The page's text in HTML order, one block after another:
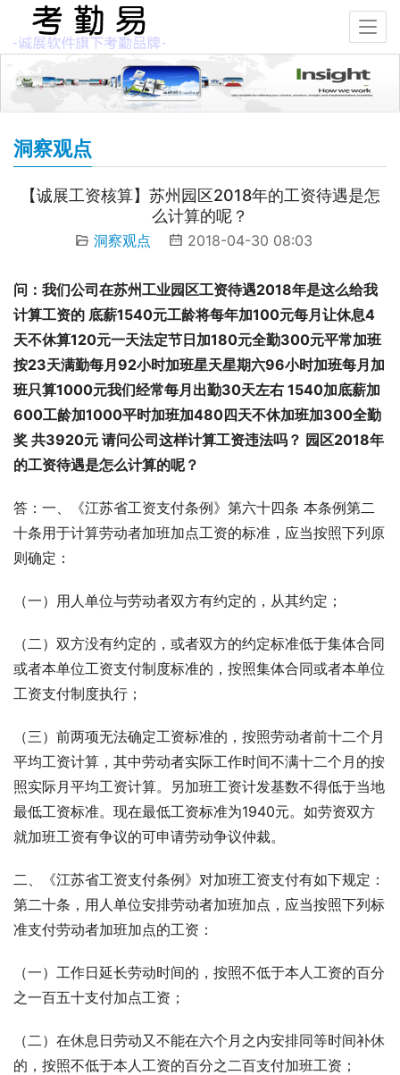
洞察观点
【诚展工资核算】苏州园区2018年的工资待遇是怎
么计算的呢？
洞察观点 2018-04-30 08:03
问：我们公司在苏州工业园区工资待遇2018年是这么给我
计算工资的 底薪1540元工龄将每年加100元每月让休息4
天不休算120元一天法定节日加180元全勤300元平常加班
按23天满勤每月92小时加班星天星期六96小时加班每月加
班只算1000元我们经常每月出勤30天左右 1540加底薪加
600工龄加1000平时加班加480四天不休加班加300全勤
奖 共3920元 请问公司这样计算工资违法吗？ 园区2018年
的工资待遇是怎么计算的呢？
答：一、《江苏省工资支付条例》第六十四条 本条例第二
十条用于计算劳动者加班加点工资的标准，应当按照下列原
则确定：
（一）用人单位与劳动者双方有约定的，从其约定；
（二）双方没有约定的，或者双方的约定标准低于集体合同
或者本单位工资支付制度标准的，按照集体合同或者本单位
工资支付制度执行；
（三）前两项无法确定工资标准的，按照劳动者前十二个月
平均工资计算，其中劳动者实际工作时间不满十二个月的按
照实际月平均工资计算。另加班工资计发基数不得低于当地
最低工资标准。现在最低工资标准为1940元。如劳资双方
就加班工资有争议的可申请劳动争议仲裁。
二、《江苏省工资支付条例》对加班工资支付有如下规定：
第二十条，用人单位安排劳动者加班加点，应当按照下列标
准支付劳动者加班加点的工资：
（一）工作日延长劳动时间的，按照不低于本人工资的百分
之一百五十支付加点工资；
（二）在休息日劳动又不能在六个月之内安排同等时间补休
的，按照不低于本人工资的百分之二百支付加班工资；